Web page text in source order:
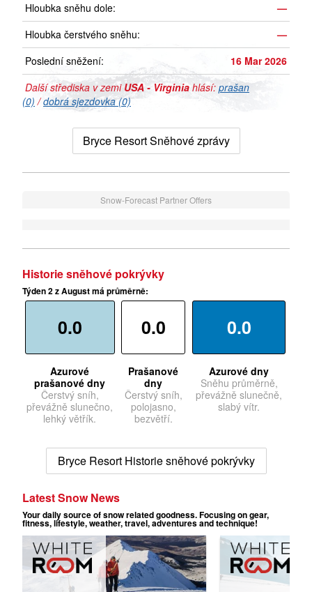
Hloubka sněhu dole:
—
Hloubka čerstvého sněhu:
—
Poslední sněžení:
16 Mar 2026
Další střediska v zemi USA - Virginia hlásí: prašan
(0) /dobrá sjezdovka (0)
Bryce Resort Sněhové zprávy
Snow-Forecast Partner Offers
Historie sněhové pokrývky
Týden 2 z August má průměrně:
0.0
Azurové
prašanové dny
Čerstvý sníh,
převážně slunečno,
lehký větřík.
0.0
Prašanové
dny
Čerstvý sníh,
polojasno,
bezvětří.
0.0
Azurové dny
Sněhu průměrně,
převážně slunečně,
slabý vítr.
Bryce Resort Historie sněhové pokrývky